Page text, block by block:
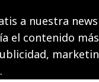
a nuestra
el contenido